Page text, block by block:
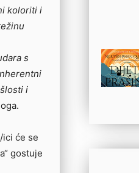
koloriti i
s
i
ici će se
gostuje